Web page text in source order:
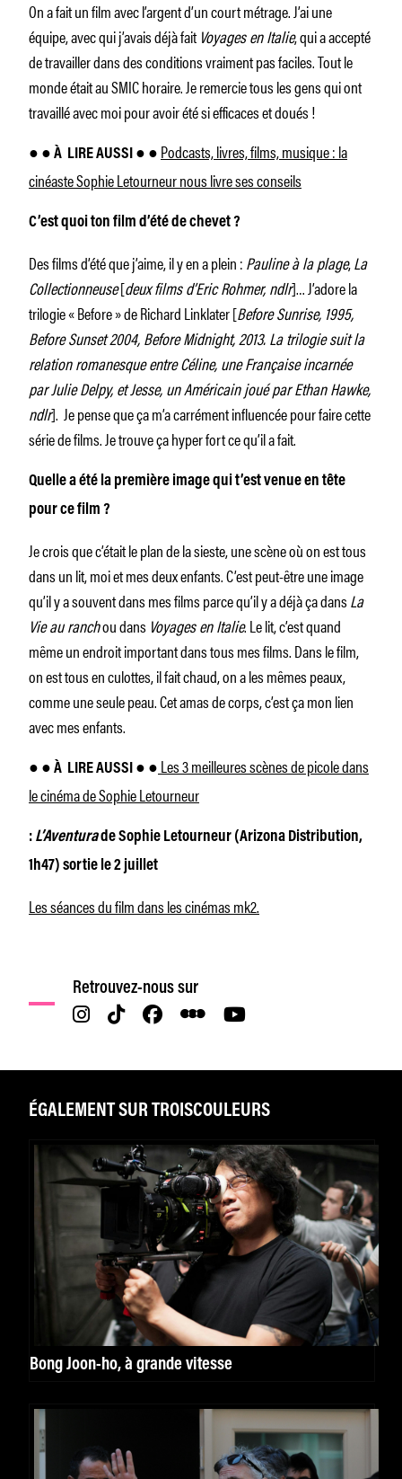
On a fait un film avec l’argent d’un court métrage. J’ai une
équipe, avec qui j’avais déjà faitVoyages en Italie, qui a accepté
de travailler dans des conditions vraiment pas faciles. Tout le
monde était au SMIC horaire. Je remercie tous les gens qui ont
travaillé avec moi pour avoir été si efficaces et doués !
● ● À LIRE AUSSI ● ● Podcasts, livres, films, musique : la
cinéaste Sophie Letourneur nous livre ses conseils
C’est quoi ton film d’été de chevet ?
Des films d’été que j’aime, il y en a plein :Pauline à la plage,La
Collectionneuse[deux films d’Eric Rohmer, ndlr]… J’adore la
trilogie « Before » de Richard Linklater [Before Sunrise, 1995,
Before Sunset 2004, Before Midnight, 2013.La trilogie suit la
relation romanesque entre Céline, une Française incarnée
par Julie Delpy, et Jesse, un Américain joué par Ethan Hawke,
ndlr]. Je pense que ça m’a carrément influencée pour faire cette
série de films. Je trouve ça hyper fort ce qu’il a fait.
Quelle a été la première image qui t’est venue en tête
pour ce film ?
Je crois que c’était le plan de la sieste, une scène où on est tous
dans un lit, moi et mes deux enfants. C’est peut-être une image
qu’il y a souvent dans mes films parce qu’il y a déjà ça dansLa
Vie au ranchou dans Voyages en Italie. Le lit, c’est quand
même un endroit important dans tous mes films. Dans le film,
on est tous en culottes, il fait chaud, on a les mêmes peaux,
comme une seule peau. Cet amas de corps, c’est ça mon lien
avec mes enfants.
● ● À LIRE AUSSI ● ● Les 3 meilleures scènes de picole dans
le cinéma de Sophie Letourneur
: L’Aventurade Sophie Letourneur (Arizona Distribution,
1h47) sortie le 2 juillet
Les séances du film dans les cinémas mk2.
Retrouvez-nous sur
ÉGALEMENT SUR TROISCOULEURS
Bong Joon-ho, à grande vitesse